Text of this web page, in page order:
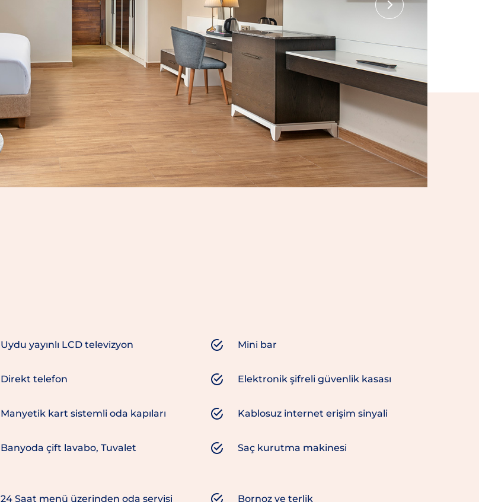
Uydu yayınlı LCD televizyon Mini bar
Direkt telefon Elektronik şifreli güvenlik kasası
Manyetik kart sistemli oda kapıları Kablosuz internet erişim sinyali
Banyoda çift lavabo, Tuvalet Saç kurutma makinesi
24 Saat menü üzerinden oda servisi
Bornoz ve terlik